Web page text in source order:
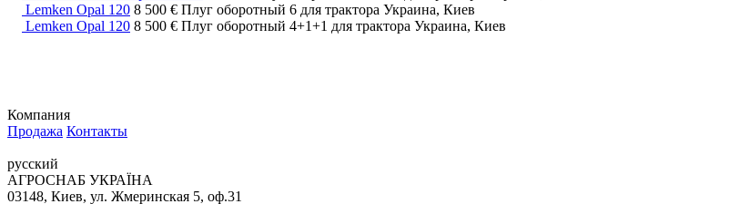
Lemken Opal 120 8 500 € Плуг оборотный 6 для трактора Украина, Киев
Lemken Opal 120 8 500 € Плуг оборотный 4+1+1 для трактора Украина, Киев
Компания
Продажа Контакты
русский
АГРОСНАБ УКРАЇНА
03148, Киев, ул. Жмеринская 5, оф.31